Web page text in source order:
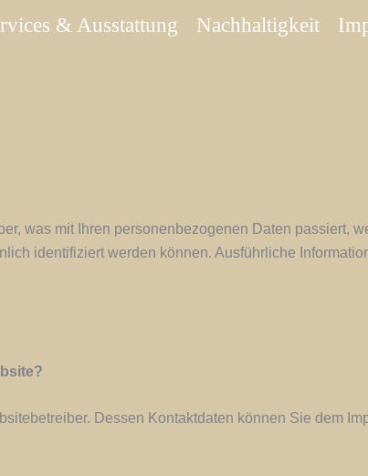
& Ausstattung Nachhaltigkeit
was mit Ihren personenbezogenen Daten passiert,
identifiziert werden können. Ausführliche
Dessen Kontaktdaten können Sie dem